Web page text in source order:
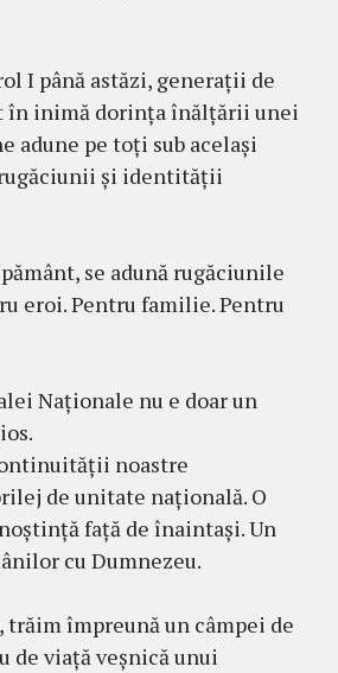
I până astăzi, generații de
în inimă dorința înălțării unei
adune pe toți sub același
și identității
se adună rugăciunile
eroi. Pentru familie. Pentru
Naționale nu e doar un
noastre
de unitate națională. O
față de înaintași. Un
cu Dumnezeu.
trăim împreună un câmpei de
de viață veșnică unui